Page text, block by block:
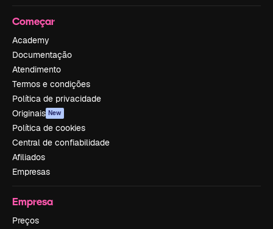
Começar
Academy
Documentação
Atendimento
Termos e condições
Política de privacidade
Originais New
Política de cookies
Central de confiabilidade
Afiliados
Empresas
Empresa
Preços